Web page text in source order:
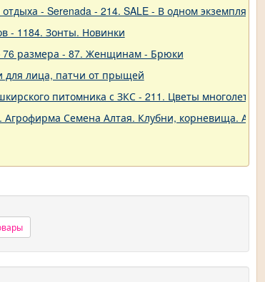
- Serenada - 214. SALE - В одном экземпляре!
- 1184. Зонты. Новинки
76 размера - 87. Женщинам - Брюки
для лица, патчи от прыщей
питомника с ЗКС - 211. Цветы
Агрофирма Семена Алтая. Клубни, корневища.